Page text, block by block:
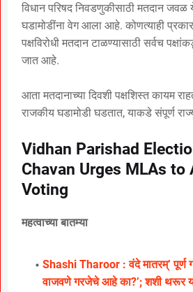
विधान परिषद निवडणुकीसाठी मतदान
घडामोडींना वेग आला आहे. कोणत्याही
पक्षविरोधी मतदान टाळण्यासाठी सर्वच
जात आहे.
आता मतदानाच्या दिवशी पक्षशिस्त कायम
राजकीय घडामोडी घडतात, याकडे संपूर्ण
Vidhan Parishad
Chavan Urges MLAs to
Voting
महत्वाच्या बातम्या
Shashi Tharoor : वंदे मातरम्’ पूर्ण
वाजवणे गरजेचे आहे का?’; शशी थरूर